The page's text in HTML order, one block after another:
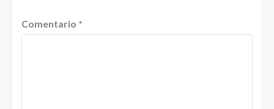
Comentario *